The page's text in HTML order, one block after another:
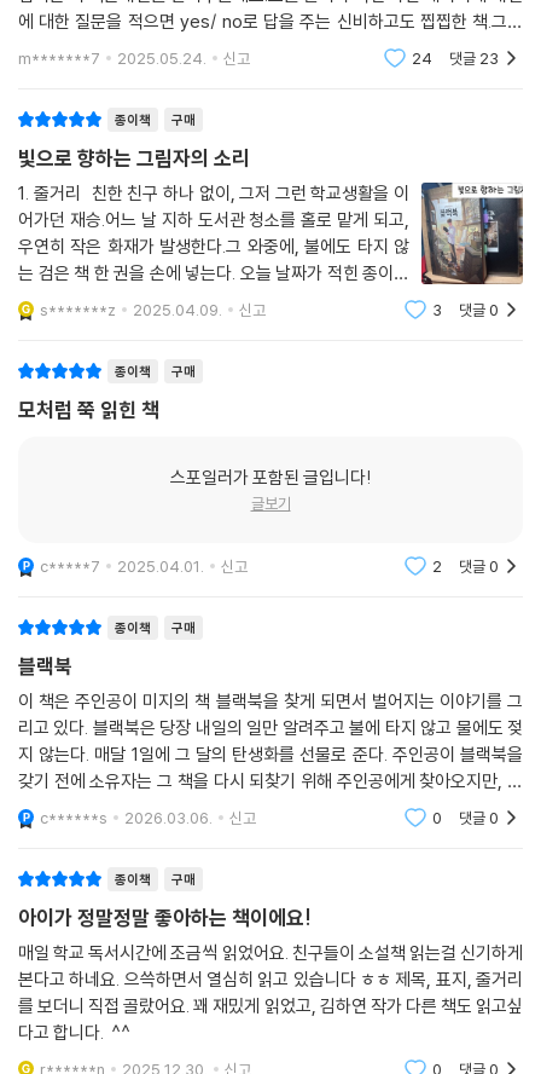
블랙북이 연결해 준 인연인 수행 평가 만점의 회장과 그림책 작가가 꿈이
자 결석이 잦은 소진, 밤늦게까지 아이돌이 되기 위한 연습을 하느라 학교
면서, 자신이 달라지고 있음을 느낀다. 소진의 가느다란 손목에 든 검붉은
멍이 궁금해지고, 계속 치마 대신 체육복 바지만 입는 것이 신경 쓰인다.
‘나’에 한정되어 있던 재승의 시야가 ‘타인’에 머물게 되자, 재승은 타인과
고민을 나누고 함께 큰 소리로 웃는 것도 꽤 괜찮은 일이라는 것을 어렴풋
깨닫는다. 동시에 블랙북의 질문을 나를 위한 질문에서 타인을 위한 질문
으로 스스로 바꾸어 나간다. 그리고 그 질문으로 누군가를 구하기 위해 적
극적으로 행동한다. 이전의 재승이라면 있을 수 없는 일이다. 이 드라마틱
새기게 한다.
다른 이의 아픔을 공감하고 이해하는 법을 알게 된 재승은 그제야 애써 외
거울처럼 내일을 비춰야 함을 깨닫는다. 그리고 더 이상 블랙북에게 의지
하지 않고 내일을 향한 발걸음을 내딛는다.
가 내일로 향하는 힘찬 물줄기임을, 그것만이 변하지 않는 예지임을, 《블
에 대한 질문을 적으면 yes/ no로 답을 주는 신비하고도 찝찝한 책.그런
책이 내게도 있다면,나는 어떤 질문을 적을까?일어나지도 않을 일에 적잖
m*******7 2025.05.24. 신고 24 댓글 23
종이책 구매
빛으로 향하는 그림자의 소리
1. 줄거리 친한 친구 하나 없이, 그저 그런 학교생활을 이
어가던 재승.어느 날 지하 도서관 청소를 홀로 맡게 되고,
우연히 작은 화재가 발생한다.그 와중에, 불에도 타지 않
는 검은 책 한 권을 손에 넣는다. 오늘 날짜가 적힌 종이만
하얀색이고 나머지는 검은색이다. 4월 09일 Questio
n: Yes / No 날짜와 함께 찍힌 질문. 그리고, 예 / 아니오
s*******z 2025.04.09. 신고 3 댓글0
종이책 구매
모처럼 쭉 읽힌 책
스포일러가 포함된 글입니다!
글보기
c*****7 2025.04.01. 신고 2 댓글0
종이책 구매
블랙북
이 책은 주인공이 미지의 책 블랙북을 찾게 되면서 벌어지는 이야기를 그
리고 있다. 블랙북은 당장 내일의 일만 알려주고 불에 타지 않고 물에도 젖
지 않는다. 매달 1일에 그 달의 탄생화를 선물로 준다. 주인공이 블랙북을
갖기 전에 소유자는 그 책을 다시 되찾기 위해 주인공에게 찾아오지만, 친
구들과 선생님이 협력하여 블랙북을 지킨다.
c******s 2026.03.06. 신고 0 댓글0
종이책 구매
아이가 정말정말 좋아하는 책이에요!
매일 학교 독서시간에 조금씩 읽었어요. 친구들이 소설책 읽는걸 신기하게
본다고 하네요. 으쓱하면서 열심히 읽고 있습니다 ㅎㅎ 제목, 표지, 줄거리
를 보더니 직접 골랐어요. 꽤 재밌게 읽었고, 김하연 작가 다른 책도 읽고싶
다고 합니다. ^^
r******n 2025.12.30. 신고 0 댓글0